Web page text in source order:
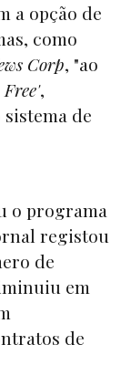
a opção de
como
Corp, "ao
,
de
o programa
registou
de
em
de